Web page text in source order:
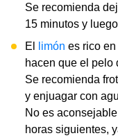
Se recomienda
15 minutos y
El
limón es rico
hacen que el pelo
Se recomienda
y enjuagar con
No es
horas siguientes,